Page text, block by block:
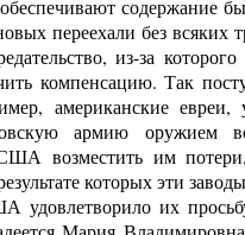
содержание
переехали без всяких
из-за
компенсацию. Так
американские
армию оружием
США возместить им
которых эти
удовлетворило их